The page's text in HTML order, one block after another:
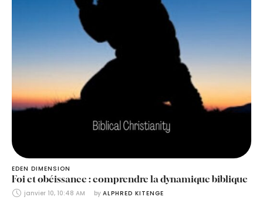
EDEN DIMENSION
Foi et obéissance : comprendre la dynamique biblique
janvier 10, 10:48 AM by ALPHRED KITENGE